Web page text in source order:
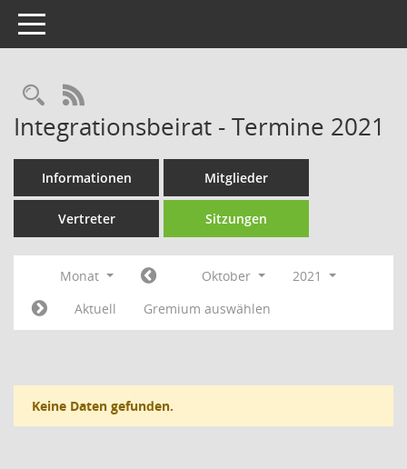
Toggle navigation
Rechercheauswahl
RSS-Feed
Integrationsbeirat - Termine 2021
Informationen Mitglieder
Vertreter Sitzungen
Monat Oktober
2021
Aktuell
Gremium auswählen
Keine Daten gefunden.